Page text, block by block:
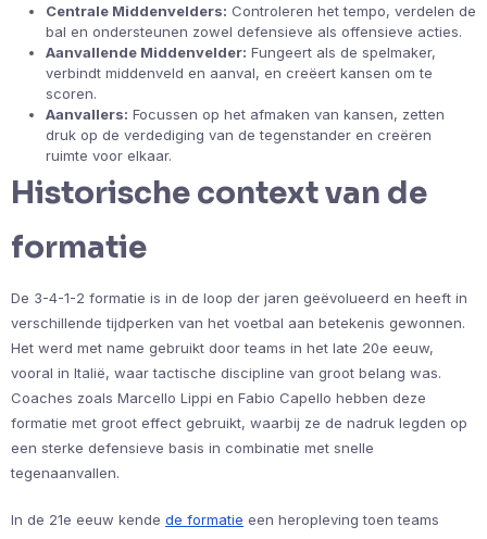
Centrale Middenvelders: Controleren het tempo, verdelen de
bal en ondersteunen zowel defensieve als offensieve acties.
Aanvallende Middenvelder: Fungeert als de spelmaker,
verbindt middenveld en aanval, en creëert kansen om te
scoren.
Aanvallers: Focussen op het afmaken van kansen, zetten
druk op de verdediging van de tegenstander en creëren
ruimte voor elkaar.
Historische context van de
formatie
De 3-4-1-2 formatie is in de loop der jaren geëvolueerd en heeft in
verschillende tijdperken van het voetbal aan betekenis gewonnen.
Het werd met name gebruikt door teams in het late 20e eeuw,
vooral in Italië, waar tactische discipline van groot belang was.
Coaches zoals Marcello Lippi en Fabio Capello hebben deze
formatie met groot effect gebruikt, waarbij ze de nadruk legden op
een sterke defensieve basis in combinatie met snelle
tegenaanvallen.
In de 21e eeuw kende de formatie een heropleving toen teams